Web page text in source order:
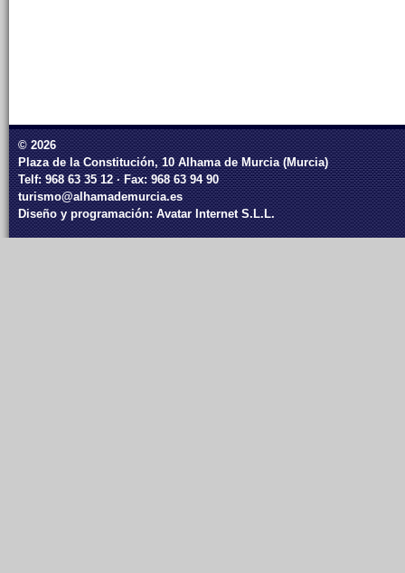
© 2026
Plaza de la Constitución, 10 Alhama de Murcia (Murcia)
Telf: 968 63 35 12 · Fax: 968 63 94 90
turismo@alhamademurcia.es
Diseño y programación:Avatar Internet S.L.L.